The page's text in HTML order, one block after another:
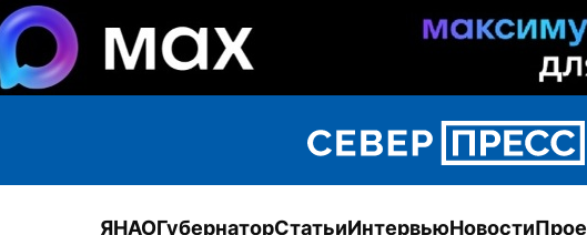
ЯНАОГубернаторСтатьиИнтервьюНовости